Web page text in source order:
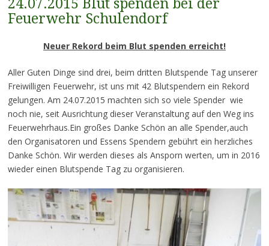
24.07.2015 Blut spenden bei der
Feuerwehr Schulendorf
Neuer Rekord beim Blut spenden erreicht!
Aller Guten Dinge sind drei, beim dritten Blutspende Tag unserer
Freiwilligen Feuerwehr, ist uns mit 42 Blutspendern ein Rekord
gelungen. Am 24.07.2015 machten sich so viele Spender wie
noch nie, seit Ausrichtung dieser Veranstaltung auf den Weg ins
Feuerwehrhaus.Ein großes Danke Schön an alle Spender,auch
den Organisatoren und Essens Spendern gebührt ein herzliches
Danke Schön. Wir werden dieses als Ansporn werten, um in 2016
wieder einen Blutspende Tag zu organisieren.